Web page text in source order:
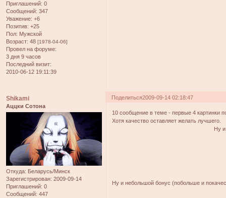
Приглашений: 0
Сообщений: 347
Уважение: +6
Позитив: +25
Пол: Мужской
Возраст: 48 [1978-04-06]
Провел на форуме:
3 дня 9 часов
Последний визит:
2010-06-12 19:11:39
Поделиться2009-09-14 02:18:47
Shikami
Аццки Сотона
Откуда: Беларусь/Минск
Зарегистрирован: 2009-09-14
Приглашений: 0
Сообщений: 447
10 сообщение в теме - первые 4 картинки
Хотя качество оставляет желать лучшего.
Ну
Ну и небольшой бонус (побольше и